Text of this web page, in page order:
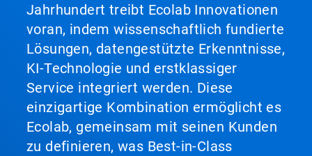
Jahrhundert treibt Ecolab Innovationen
voran, indem wissenschaftlich fundierte
Lösungen, datengestützte Erkenntnisse,
KI-Technologie und erstklassiger
Service integriert werden. Diese
einzigartige Kombination ermöglicht es
Ecolab, gemeinsam mit seinen Kunden
zu definieren, was Best-in-Class